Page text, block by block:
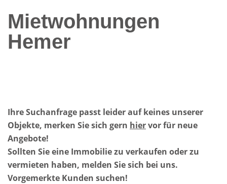
Mietwohnungen
Hemer
Ihre Suchanfrage passt leider auf keines unserer
Objekte, merken Sie sich gern hiervor für neue
Angebote!
Sollten Sie eine Immobilie zu verkaufen oder zu
vermieten haben, melden Sie sich bei uns.
Vorgemerkte Kunden suchen!